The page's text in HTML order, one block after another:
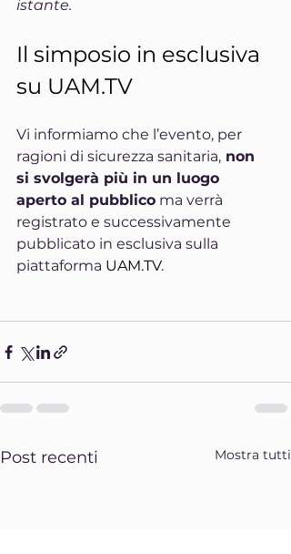
istante.
Il simposio in esclusiva
su UAM.TV
Vi informiamo che l’evento, per
ragioni di sicurezza sanitaria, non
si svolgerà più in un luogo
aperto al pubblico ma verrà
registrato e successivamente
pubblicato in esclusiva sulla
piattaforma UAM.TV.
Post recenti Mostra tutti